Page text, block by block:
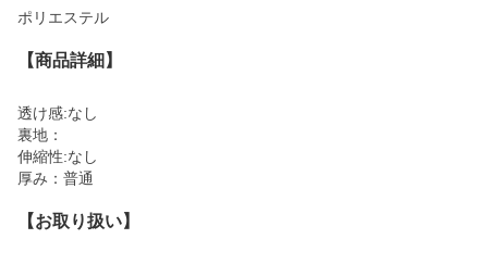
ポリエステル
【商品詳細】
透け感:なし
裏地：
伸縮性:なし
厚み：普通
【お取り扱い】